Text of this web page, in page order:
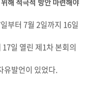
해 적극적 방안 마련해야
일부터 7월 2일까지 16일
17일 열린 제1차 본회의
유발언이 있었다.